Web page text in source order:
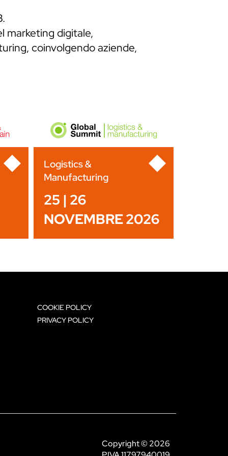
marketing digitale,
coinvolgendo aziende,
Logistics &
Manufacturing
25 | 26
NOVEMBRE 2026
COOKIE POLICY
PRIVACY POLICY
Copyright © 2026